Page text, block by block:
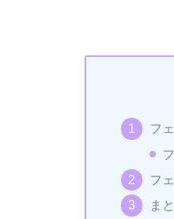
フ
フ
ま